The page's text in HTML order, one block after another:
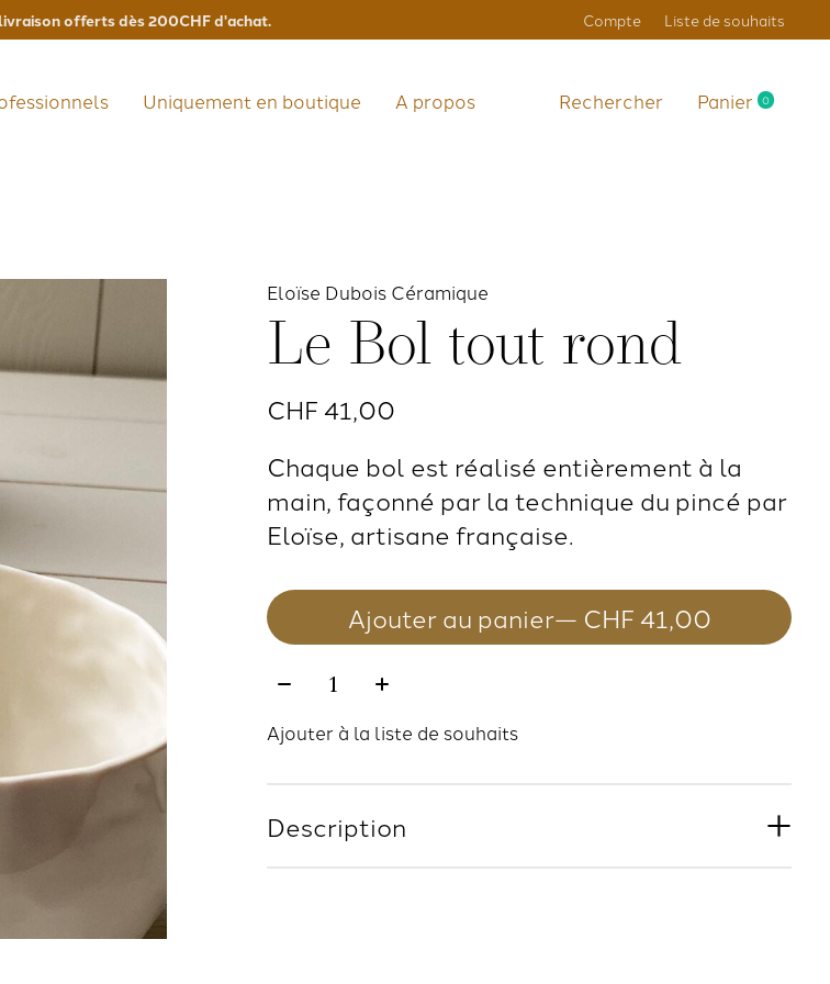
offerts dès 200CHF d'achat. Compte Liste de souhaits
Uniquement en boutique A propos Rechercher Panier 0items
Eloïse Dubois Céramique
Le Bol tout rond
CHF 41,00
Chaque bol est réalisé entièrement à la
main, façonné par la technique du pincé par
Eloïse, artisane française.
Ajouter au panier — CHF 41,00
Quantité:
Ajouter à la liste de souhaits
Description